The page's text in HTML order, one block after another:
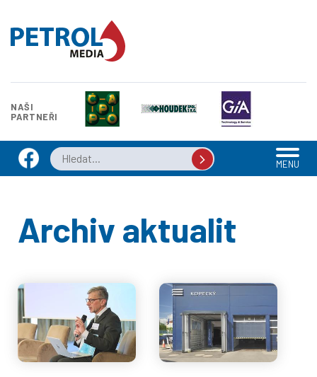
NAŠI
PARTNEŘI
MENU
Archiv aktualit